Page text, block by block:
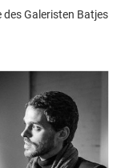
Galeristen Batjes